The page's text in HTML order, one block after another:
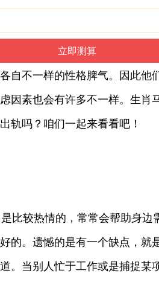
自不一样的性格脾气。因此他
因素也会有许多不一样。生肖
轨吗？咱们一起来看看吧！
比较热情的，常常会帮助身边
的。遗憾的是有一个缺点，就
。当别人忙于工作或是捕捉某